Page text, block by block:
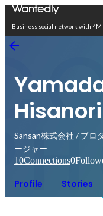
Business social network with
Hisanori
Sansan株式会社 / プロ
ージャー
10Connections0
Profile Stories